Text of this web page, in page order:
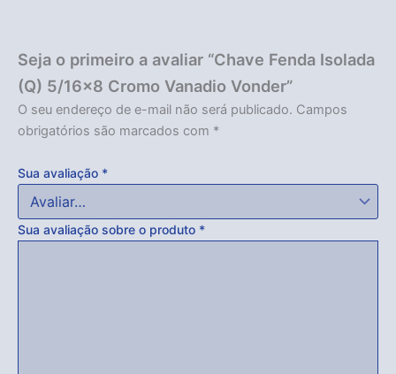
Seja o primeiro a avaliar “Chave Fenda Isolada
(Q) 5/16×8 Cromo Vanadio Vonder”
O seu endereço de e-mail não será publicado. Campos
obrigatórios são marcados com *
Sua avaliação *
Sua avaliação sobre o produto *